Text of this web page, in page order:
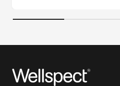
Wellspect